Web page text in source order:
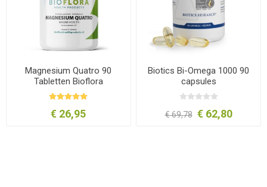
Magnesium Quatro 90
Tabletten Bioflora
€ 26,95
Biotics Bi-Omega 1000 90
capsules
€ 69,78 € 62,80